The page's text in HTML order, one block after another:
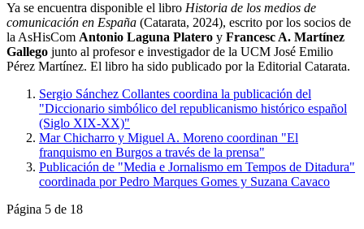
Ya se encuentra disponible el libro Historia de los medios de
comunicación en España (Catarata, 2024), escrito por los socios de
la AsHisCom Antonio Laguna Platero y Francesc A. Martínez
Gallego junto al profesor e investigador de la UCM José Emilio
Pérez Martínez. El libro ha sido publicado por la Editorial Catarata.
Sergio Sánchez Collantes coordina la publicación del
"Diccionario simbólico del republicanismo histórico español
(Siglo XIX-XX)"
Mar Chicharro y Miguel A. Moreno coordinan "El
franquismo en Burgos a través de la prensa"
Publicación de "Media e Jornalismo em Tempos de Ditadura"
coordinada por Pedro Marques Gomes y Suzana Cavaco
Página 5 de 18